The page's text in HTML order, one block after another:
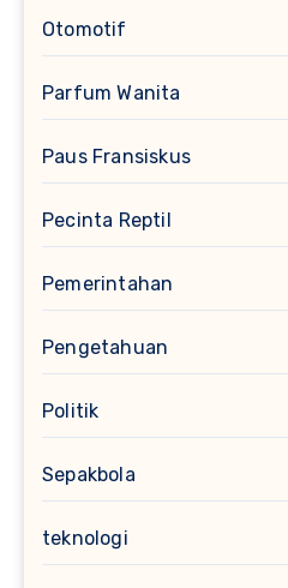
Otomotif
Parfum Wanita
Paus Fransiskus
Pecinta Reptil
Pemerintahan
Pengetahuan
Politik
Sepakbola
teknologi